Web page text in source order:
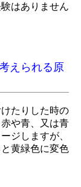
はありません
えられる原
たりした時の
や青、又は青
ジしますが、
黄緑色に変色